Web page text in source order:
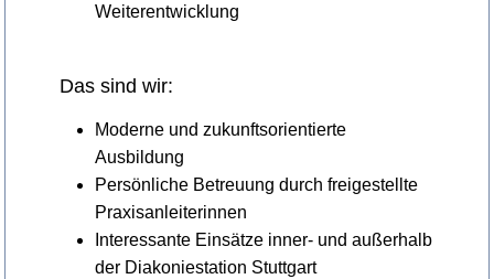
Weiterentwicklung
Das sind wir:
Moderne und zukunftsorientierte
Ausbildung
Persönliche Betreuung durch freigestellte
Praxisanleiterinnen
Interessante Einsätze inner- und außerhalb
der Diakoniestation Stuttgart